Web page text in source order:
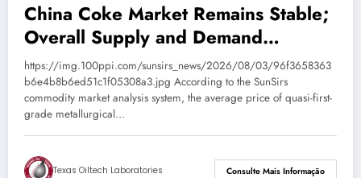
China Coke Market Remains Stable;
Overall Supply and Demand
Balanced
https://img.100ppi.com/sunsirs_news/2026/08/03/96f3658363
b6e4b8b6ed51c1f05308a3.jpg According to the SunSirs
commodity market analysis system, the average price of quasi-first-
grade metallurgical…
Texas Oiltech Laboratories Consulte Mais Informação